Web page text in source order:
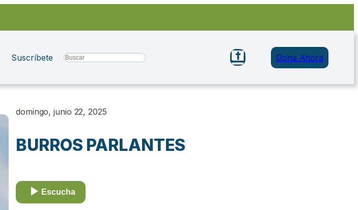
Suscríbete Search Dona Ahora
domingo, junio 22, 2025
BURROS PARLANTES
Escucha